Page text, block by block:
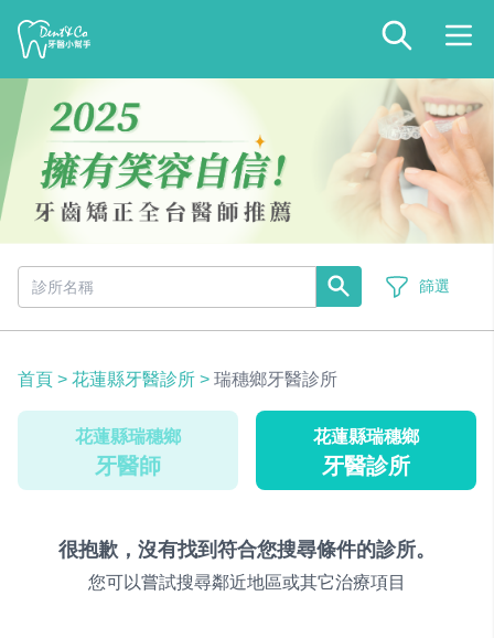
篩選
首頁 > 花蓮縣牙醫診所 > 瑞穗鄉牙醫診所
花蓮縣瑞穗鄉
牙醫師
花蓮縣瑞穗鄉
牙醫診所
很抱歉，沒有找到符合您搜尋條件的診所。
您可以嘗試搜尋鄰近地區或其它治療項目